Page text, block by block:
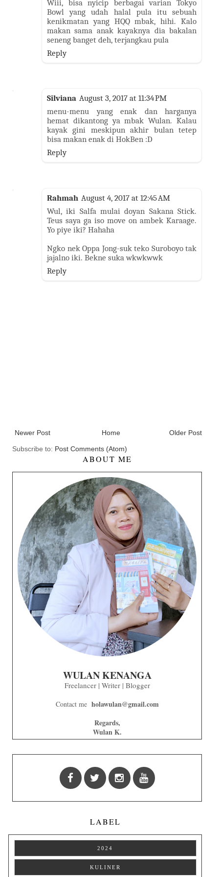
Wiii, bisa nyicip berbagai varian Tokyo
Bowl yang udah halal pula itu sebuah
kenikmatan yang HQQ mbak, hihi. Kalo
makan sama anak kayaknya dia bakalan
seneng banget deh, terjangkau pula
Reply
Silviana August 3, 2017 at 11:34 PM
menu-menu yang enak dan harganya
hemat dikantong ya mbak Wulan. Kalau
kayak gini meskipun akhir bulan tetep
bisa makan enak di HokBen :D
Reply
Rahmah August 4, 2017 at 12:45 AM
Wul, iki Salfa mulai doyan Sakana Stick.
Teus saya ga iso move on ambek Karaage.
Yo piye iki? Hahaha
Ngko nek Oppa Jong-suk teko Suroboyo tak
jajalno iki. Bekne suka wkwkwwk
Reply
Newer Post Older Post
Home
Subscribe to: Post Comments (Atom)
ABOUT ME
WULAN KENANGA
Freelancer | Writer | Blogger
Contact me holawulan@gmail.com
Regards,
Wulan K.
LABEL
2024
KULINER